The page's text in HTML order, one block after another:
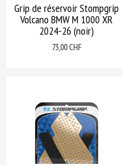
Grip de réservoir Stompgrip
Volcano BMW M 1000 XR
2024-26 (noir)
Prix
73,00 CHF